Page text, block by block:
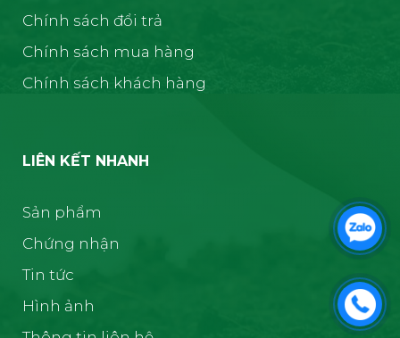
Chính sách đổi trả
Chính sách mua hàng
Chính sách khách hàng
LIÊN KẾT NHANH
Sản phẩm
Chứng nhận
Tin tức
Hình ảnh